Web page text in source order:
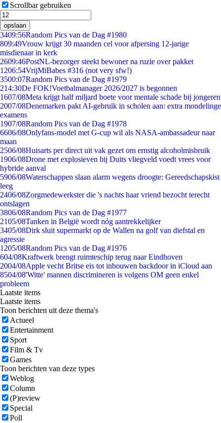
Scrollbar gebruiken
opslaan
3409:56Random Pics van de Dag #1980
809:49Vrouw krijgt 30 maanden cel voor afpersing 12-jarige
misdienaar in kerk
2609:46PostNL-bezorger steekt bewoner na ruzie over pakket
1206:54VrijMiBabes #316 (not very sfw!)
3500:07Random Pics van de Dag #1979
214:30De FOK!Voetbalmanager 2026/2027 is begonnen
1607/08Meta krijgt half miljard boete voor mentale schade bij jongeren
2007/08Denemarken pakt AI-gebruik in scholen aan: extra mondelinge
examens
1907/08Random Pics van de Dag #1978
6606/08Onlyfans-model met G-cup wil als NASA-ambassadeur naar
maan
2506/08Huisarts per direct uit vak gezet om ernstig alcoholmisbruik
1906/08Drone met explosieven bij Duits vliegveld voedt vrees voor
hybride aanval
5906/08Waterschappen slaan alarm wegens droogte: Gereedschapskist
leeg
2406/08Zorgmedewerkster die 's nachts haar vriend bezocht terecht
ontslagen
3806/08Random Pics van de Dag #1977
2105/08Tanken in België wordt nóg aantrekkelijker
3405/08Dirk sluit supermarkt op de Wallen na golf van diefstal en
agressie
1205/08Random Pics van de Dag #1976
604/08Kraftwerk brengt ruimteschip terug naar Eindhoven
2004/08Apple vecht Britse eis tot inbouwen backdoor in iCloud aan
8504/08'Witte' mannen discrimineren is volgens OM geen enkel
probleem
Laatste items
Laatste items
Toon berichten uit deze thema's
Actueel
Entertainment
Sport
Film & Tv
Games
Toon berichten van deze types
Weblog
Column
(P)review
Special
Poll